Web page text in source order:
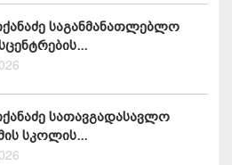
საგანმანათლებლო
სათავგადასავლო
სკოლის...